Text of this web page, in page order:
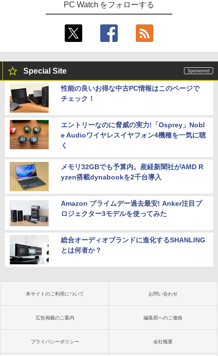
PC Watch をフォローする
Special Site
性能の良いお得な中古PC情報はこのページで
チェック！
エントリーなのに脅威の実力!「Osprey」Nobl
e Audioワイヤレスイヤフォン4機種を一気に聴
く
メモリ32GBでも予算内。産経新聞社がAMD R
yzen搭載dynabookを2千台導入
Amazon プライムデー過去最安! Anker注目プ
ロジェクター3モデルを使ってみた
総合オーディオブランドに進化するSHANLING
とは何者か？
本サイトのご利用について お問い合わせ
広告掲載のご案内 編集部へのご連絡
プライバシーポリシー 会社概要